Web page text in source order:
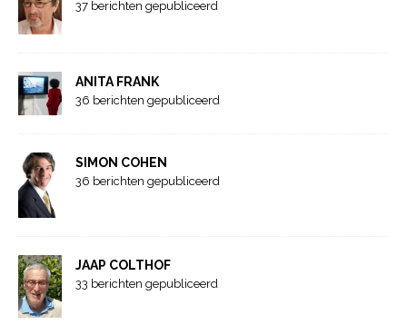
37 berichten gepubliceerd
ANITA FRANK
36 berichten gepubliceerd
SIMON COHEN
36 berichten gepubliceerd
JAAP COLTHOF
33 berichten gepubliceerd